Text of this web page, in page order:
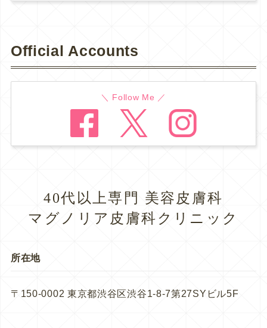
Official Accounts
＼ Follow Me ／
40代以上専門 美容皮膚科
マグノリア皮膚科クリニック
所在地
〒150-0002 東京都渋谷区渋谷1-8-7第27SYビル5F